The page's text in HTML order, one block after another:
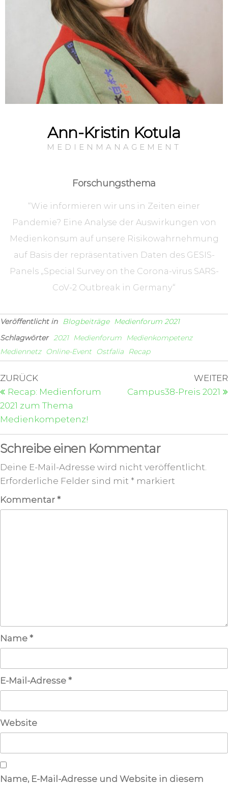
Ann-Kristin Kotula
MEDIENMANAGEMENT
Forschungsthema
“Wie informieren wir uns in Zeiten einer
Pandemie? Eine Analyse der Auswirkungen von
Medienkonsum auf unsere Risikowahrnehmung
auf Basis der repräsentativen Daten des GESIS-
Panels „Special Survey on the Corona-virus SARS-
CoV-2 Outbreak in Germany“
Veröffentlicht in Blogbeiträge Medienforum 2021
Schlagwörter 2021 Medienforum Medienkompetenz
Mediennetz
Online-Event Ostfalia Recap
ZURÜCK
Recap: Medienforum
2021 zum Thema
Medienkompetenz!
WEITER
Campus38-Preis 2021
Schreibe einen Kommentar
Deine E-Mail-Adresse wird nicht veröffentlicht.
Erforderliche Felder sind mit * markiert
Kommentar *
Name *
E-Mail-Adresse *
Website
Name, E-Mail-Adresse und Website in diesem